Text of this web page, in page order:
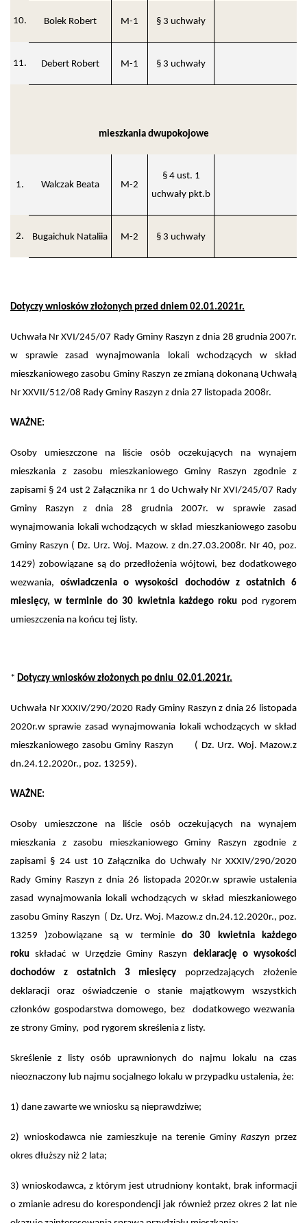
10. Bolek Robert M-1 § 3 uchwały
11. Debert Robert M-1 § 3 uchwały
mieszkania dwupokojowe
1. Walczak Beata M-2
§ 4 ust. 1
uchwały pkt.b
2. Bugaichuk Nataliia M-2 § 3 uchwały
Dotyczy wniosków złożonych przed dniem 02.01.2021r.
Uchwała Nr XVI/245/07 Rady Gminy Raszyn z dnia 28 grudnia 2007r.
w sprawie zasad wynajmowania lokali wchodzących w skład
mieszkaniowego zasobu Gminy Raszyn ze zmianą dokonaną Uchwałą
Nr XXVII/512/08 Rady Gminy Raszyn z dnia 27 listopada 2008r.
WAŻNE:
Osoby umieszczone na liście osób oczekujących na wynajem
mieszkania z zasobu mieszkaniowego Gminy Raszyn zgodnie z
zapisami § 24 ust 2 Załącznika nr 1 do Uchwały Nr XVI/245/07 Rady
Gminy Raszyn z dnia 28 grudnia 2007r. w sprawie zasad
wynajmowania lokali wchodzących w skład mieszkaniowego zasobu
Gminy Raszyn ( Dz. Urz. Woj. Mazow. z dn.27.03.2008r. Nr 40, poz.
1429) zobowiązane są do przedłożenia wójtowi, bez dodatkowego
wezwania,oświadczenia o wysokości dochodów z ostatnich 6
miesięcy, w terminie do 30 kwietnia każdego rokupod rygorem
umieszczenia na końcu tej listy.
* Dotyczy wniosków złożonych po dniu 02.01.2021r.
Uchwała Nr XXXIV/290/2020 Rady Gminy Raszyn z dnia 26 listopada
2020r.w sprawie zasad wynajmowania lokali wchodzących w skład
mieszkaniowego zasobu Gminy Raszyn ( Dz. Urz. Woj. Mazow.z
dn.24.12.2020r., poz. 13259).
WAŻNE:
Osoby umieszczone na liście osób oczekujących na wynajem
mieszkania z zasobu mieszkaniowego Gminy Raszyn zgodnie z
zapisami § 24 ust 10 Załącznika do Uchwały Nr XXXIV/290/2020
Rady Gminy Raszyn z dnia 26 listopada 2020r.w sprawie ustalenia
zasad wynajmowania lokali wchodzących w skład mieszkaniowego
zasobu Gminy Raszyn ( Dz. Urz. Woj. Mazow.z dn.24.12.2020r., poz.
13259 )zobowiązane są w terminie do 30 kwietnia każdego
rokuskładać w Urzędzie Gminy Raszyn deklarację o wysokości
dochodów z ostatnich 3 miesięcy poprzedzających złożenie
deklaracji oraz oświadczenie o stanie majątkowym wszystkich
członków gospodarstwa domowego, bez dodatkowego wezwania
ze strony Gminy, pod rygorem skreślenia z listy.
Skreślenie z listy osób uprawnionych do najmu lokalu na czas
nieoznaczony lub najmu socjalnego lokalu w przypadku ustalenia, że:
1) dane zawarte we wniosku są nieprawdziwe;
2) wnioskodawca nie zamieszkuje na terenie GminyRaszyn przez
okres dłuższy niż 2 lata;
3) wnioskodawca, z którym jest utrudniony kontakt, brak informacji
o zmianie adresu do korespondencji jak również przez okres 2 lat nie